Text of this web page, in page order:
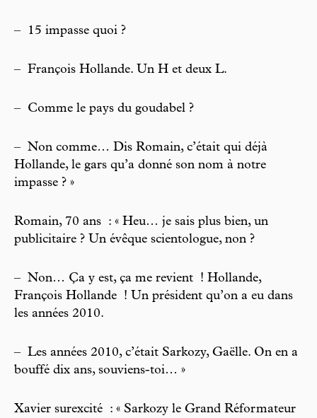
– 15 impasse quoi ?
– François Hollande. Un H et deux L.
– Comme le pays du goudabel ?
– Non comme… Dis Romain, c’était qui déjà
Hollande, le gars qu’a donné son nom à notre
impasse ? »
Romain, 70 ans : « Heu… je sais plus bien, un
publicitaire ? Un évêque scientologue, non ?
– Non… Ça y est, ça me revient ! Hollande,
François Hollande ! Un président qu’on a eu dans
les années 2010.
– Les années 2010, c’était Sarkozy, Gaëlle. On en a
bouffé dix ans, souviens-toi… »
Xavier surexcité : « Sarkozy le Grand Réformateur